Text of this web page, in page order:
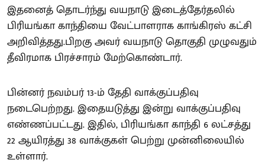
இதனைத் தொடர்ந்து வயநாடு இடைத்தேர்தலில்
பிரியங்கா காந்தியை வேட்பாளராக காங்கிரஸ் கட்சி
அறிவித்தது.பிறகு அவர் வயநாடு தொகுதி முழுவதும்
தீவிரமாக பிரச்சாரம் மேற்கொண்டார்.
பின்னர் நவம்பர் 13-ம் தேதி வாக்குப்பதிவு
நடைபெற்றது. இதையடுத்து இன்று வாக்குப்பதிவு
எண்ணப்பட்டது. இதில், பிரியங்கா காந்தி 6 லட்சத்து
22 ஆயிரத்து 38 வாக்குகள் பெற்று முன்னிலையில்
உள்ளார்.